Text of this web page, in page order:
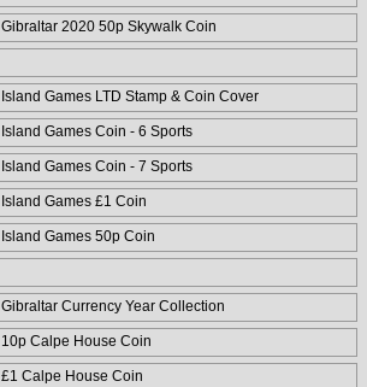
Gibraltar 2020 50p Skywalk Coin
Island Games LTD Stamp & Coin Cover
Island Games Coin - 6 Sports
Island Games Coin - 7 Sports
Island Games £1 Coin
Island Games 50p Coin
Gibraltar Currency Year Collection
10p Calpe House Coin
£1 Calpe House Coin